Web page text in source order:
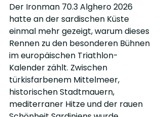
Der Ironman 70.3 Alghero 2026
hatte an der sardischen Küste
einmal mehr gezeigt, warum dieses
Rennen zu den besonderen Bühnen
im europäischen Triathlon-
Kalender zählt. Zwischen
türkisfarbenem Mittelmeer,
historischen Stadtmauern,
mediterraner Hitze und der rauen